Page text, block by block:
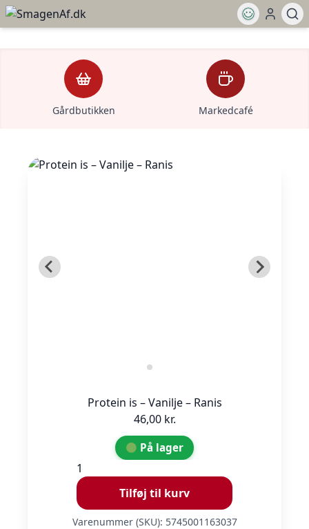
Gårdbutikken Markedcafé
Protein is – Vanilje – Ranis
46,00 kr.
På lager
Protein
is
-
Vanilje
Tilføj til kurv
Varenummer (SKU): 5745001163037